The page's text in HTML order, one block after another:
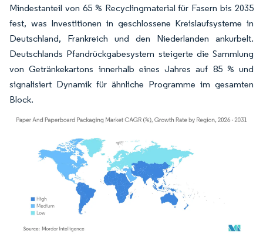
Mindestanteil von 65 % Recyclingmaterial für Fasern bis 2035
fest, was Investitionen in geschlossene Kreislaufsysteme in
Deutschland, Frankreich und den Niederlanden ankurbelt.
Deutschlands Pfandrückgabesystem steigerte die Sammlung
von Getränkekartons innerhalb eines Jahres auf 85 % und
signalisiert Dynamik für ähnliche Programme im gesamten
Block.